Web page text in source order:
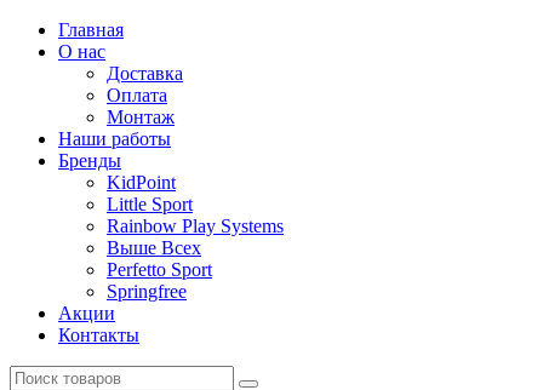
Главная
О нас
Доставка
Оплата
Монтаж
Наши работы
Бренды
KidPoint
Little Sport
Rainbow Play Systems
Выше Всех
Perfetto Sport
Springfree
Акции
Контакты